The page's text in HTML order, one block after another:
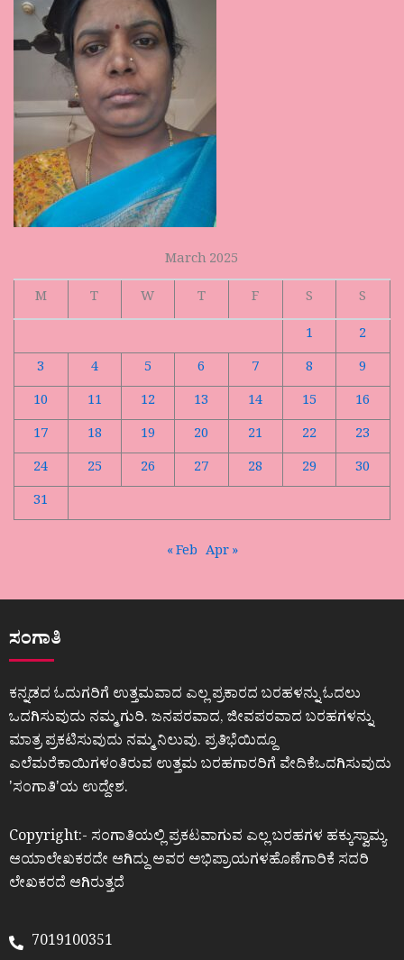
March 2025
M
T W T F S
S
1
2
3
4 5 6 7 8
9
10
11 12 13 14 15
16
17
18 19 20 21 22
23
24
25 26 27 28 29
30
31
« Feb Apr »
ಸಂಗಾತಿ
ಕನ್ನಡದ ಓದುಗರಿಗೆ ಉತ್ತಮವಾದ ಎಲ್ಲ ಪ್ರಕಾರದ ಬರಹಳನ್ನು ಓದಲು
ಒದಗಿಸುವುದು ನಮ್ಮ ಗುರಿ. ಜನಪರವಾದ, ಜೀವಪರವಾದ ಬರಹಗಳನ್ನು
ಮಾತ್ರ ಪ್ರಕಟಿಸುವುದು ನಮ್ಮ ನಿಲುವು. ಪ್ರತಿಭೆಯಿದ್ದೂ
ಎಲೆಮರೆಕಾಯಿಗಳಂತಿರುವ ಉತ್ತಮ ಬರಹಗಾರರಿಗೆ ವೇದಿಕೆಒದಗಿಸುವುದು
ʼಸಂಗಾತಿʼಯ ಉದ್ದೇಶ.
Copyright:- ಸಂಗಾತಿಯಲ್ಲಿ ಪ್ರಕಟವಾಗುವ ಎಲ್ಲ ಬರಹಗಳ ಹಕ್ಕುಸ್ವಾಮ್ಯ
ಆಯಾಲೇಖಕರದೇ ಆಗಿದ್ದು ಅವರ ಅಭಿಪ್ರಾಯಗಳಹೊಣೆಗಾರಿಕೆ ಸದರಿ
ಲೇಖಕರದೆ ಆಗಿರುತ್ತದೆ
7019100351